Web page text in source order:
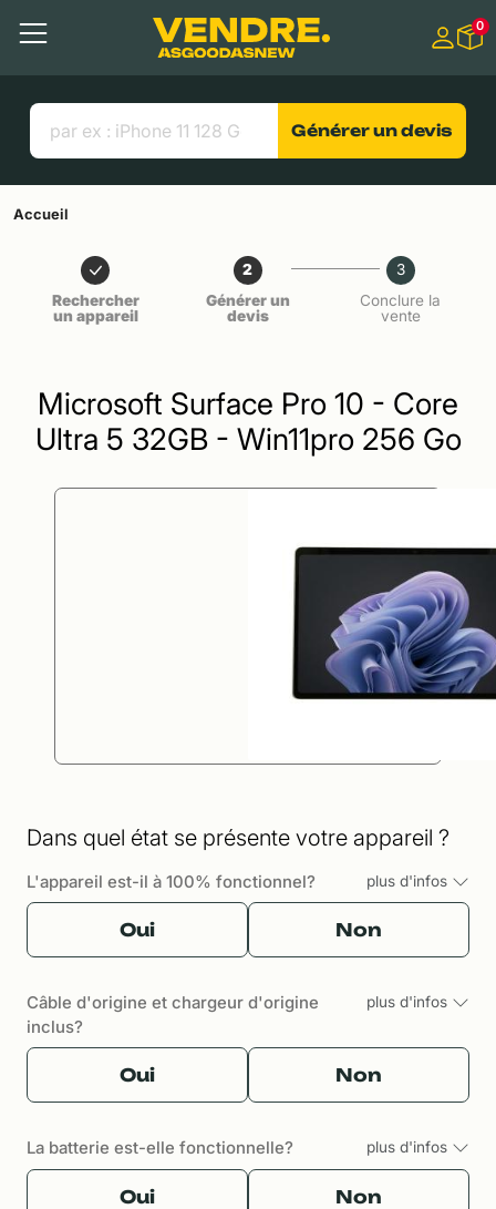
Contenu principal
Menu
Liens utiles
0
Générer un devis
Accueil
Rechercher
un appareil
2
Générer un
devis
3
Conclure la
vente
Microsoft Surface Pro 10 - Core
Ultra 5 32GB - Win11pro 256 Go
Dans quel état se présente votre appareil ?
L'appareil est-il à 100% fonctionnel? plus d'infos
Oui Non
Câble d'origine et chargeur d'origine
inclus?
plus d'infos
Oui Non
La batterie est-elle fonctionnelle? plus d'infos
Oui Non